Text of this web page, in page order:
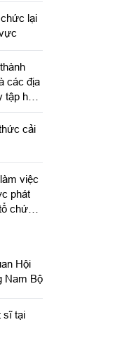
lại
các địa
hài
cải
việc
phát
chức,
Hội
Nam Bộ
sĩ tại